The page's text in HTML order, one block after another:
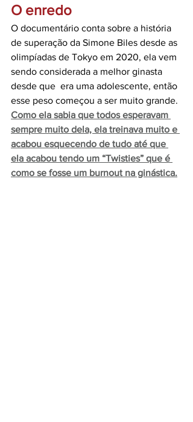
O enredo
O documentário conta sobre a história
de superação da Simone Biles desde as
olimpíadas de Tokyo em 2020, ela vem
sendo considerada a melhor ginasta
desde que  era uma adolescente, então
esse peso começou a ser muito grande.
Como ela sabia que todos esperavam
sempre muito dela, ela treinava muito e
acabou esquecendo de tudo até que
ela acabou tendo um “Twisties” que é
como se fosse um burnout na ginástica.